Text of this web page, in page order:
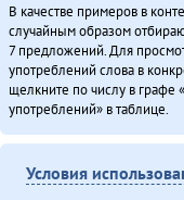
В качестве примеров в
случайным образом
7 предложений. Для
употреблений слова в
щелкните по числу в графе
употреблений» в таблице.
Условия